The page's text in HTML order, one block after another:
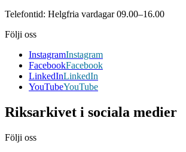
Telefontid: Helgfria vardagar 09.00–16.00
Följi oss
InstagramInstagram
FacebookFacebook
LinkedInLinkedIn
YouTubeYouTube
Riksarkivet i sociala medier
Följi oss